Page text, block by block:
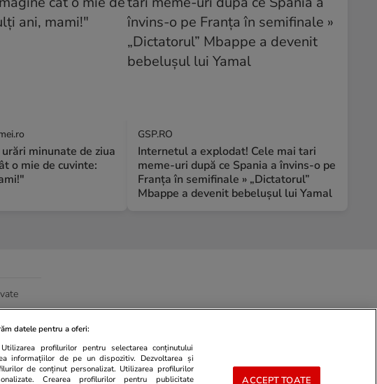
minunate de ziua
o mie de cuvinte:
GSP.RO
Internetul a explodat! Cele mai tari
meme-uri după ce Spania a învins-o pe
Franța în semifinale » „Dictatorul”
Mbappe a devenit bebelușul lui Yamal
datele pentru a oferi:
profilurilor pentru selectarea conținutului
informațiilor de pe un dispozitiv. Dezvoltarea și
de conținut personalizat. Utilizarea profilurilor
Crearea profilurilor pentru publicitate
ACCEPT TOATE